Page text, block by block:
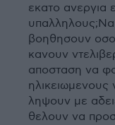
εκατο ανεργια
βοηθησουν
κανουν
αποσταση να
ληψουν με
θελουν να